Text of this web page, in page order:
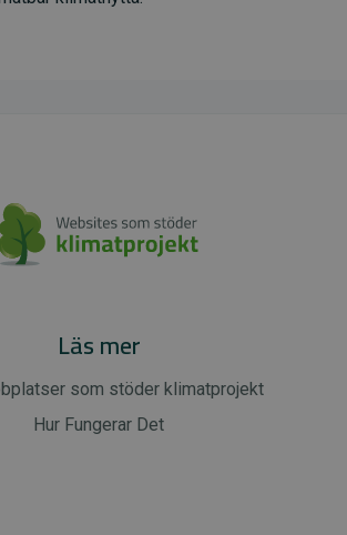
Läs mer
som stöder klimatprojekt
Hur Fungerar Det